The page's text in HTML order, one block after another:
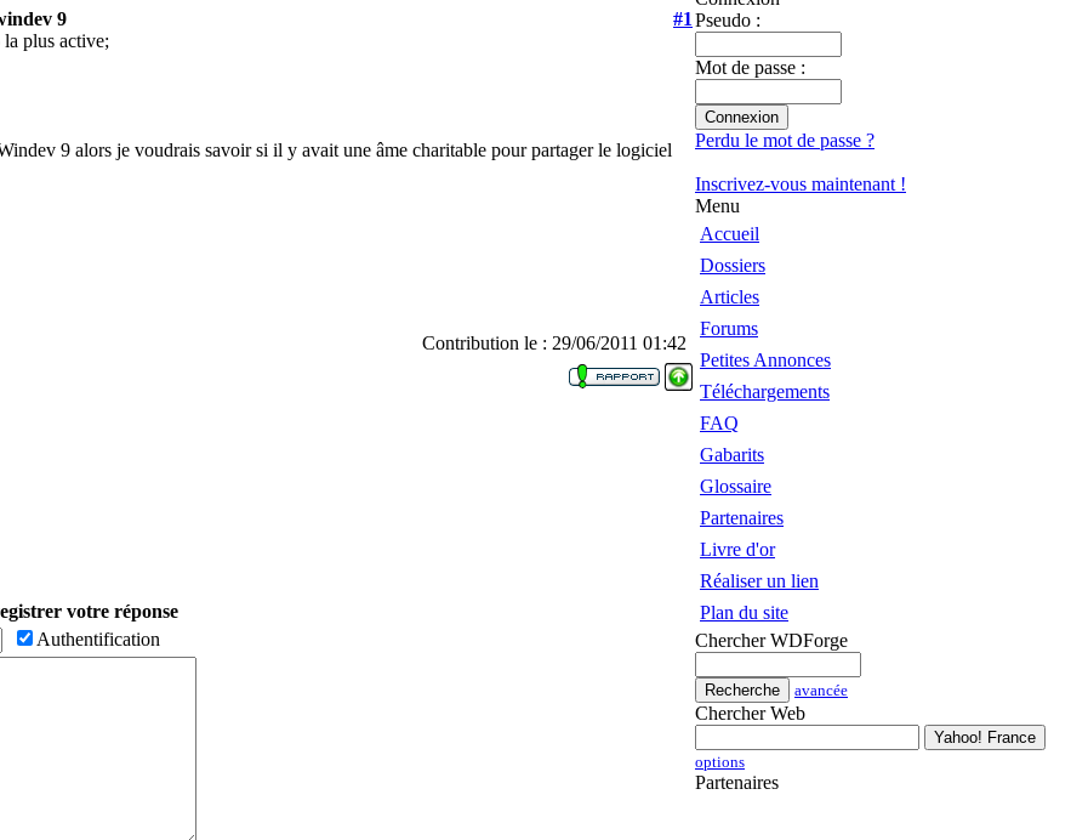
9
#1
plus active;
9 alors je voudrais savoir si il y avait une âme charitable pour partager le logiciel
Contribution le : 29/06/2011 01:42
votre réponse
Authentification
Pseudo :
Mot de passe :
Perdu le mot de passe ?
Inscrivez-vous maintenant !
Menu
Accueil
Dossiers
Articles
Forums
Petites Annonces
Téléchargements
FAQ
Gabarits
Glossaire
Partenaires
Livre d'or
Réaliser un lien
Plan du site
Chercher WDForge
avancée
Chercher Web
options
Partenaires